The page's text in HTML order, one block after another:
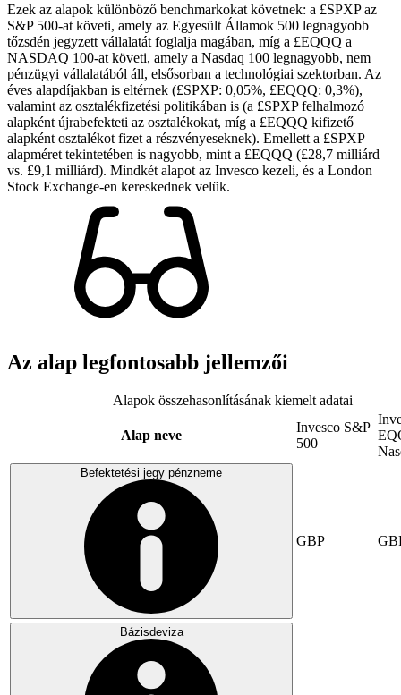
Ezek az alapok különböző benchmarkokat követnek: a £SPXP az
S&P 500-at követi, amely az Egyesült Államok 500 legnagyobb
tőzsdén jegyzett vállalatát foglalja magában, míg a £EQQQ a
NASDAQ 100-at követi, amely a Nasdaq 100 legnagyobb, nem
pénzügyi vállalatából áll, elsősorban a technológiai szektorban. Az
éves alapdíjakban is eltérnek (£SPXP: 0,05%, £EQQQ: 0,3%),
valamint az osztalékfizetési politikában is (a £SPXP felhalmozó
alapként újrabefekteti az osztalékokat, míg a £EQQQ kifizető
alapként osztalékot fizet a részvényeseknek). Emellett a £SPXP
alapméret tekintetében is nagyobb, mint a £EQQQ (£28,7 milliárd
vs. £9,1 milliárd). Mindkét alapot az Invesco kezeli, és a London
Stock Exchange-en kereskednek velük.
Az alap legfontosabb jellemzői
Alapok összehasonlításának kiemelt adatai
Alap neve
Invesco S&P
500
Befektetési jegy pénzneme
GBP
Bázisdeviza